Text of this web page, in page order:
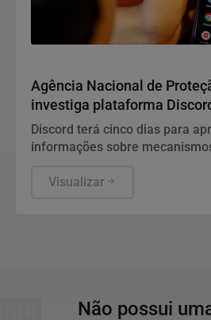
Agência Nacional de
investiga plataforma
Discord terá cinco dias para
informações sobre
crianças e adolescentes,
Visualizar
Não possui